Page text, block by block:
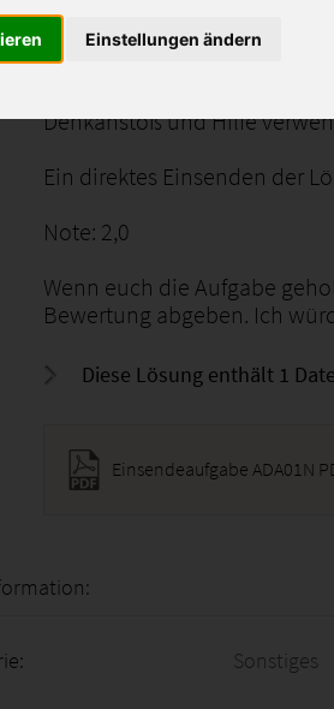
Einstellungen ändern
Ich habe die Aufgabe selbst
Denkanstoß und Hilfe
Ein direktes Einsenden der
Note: 2,0
Wenn euch die Aufgabe
Bewertung abgeben. Ich
Diese Lösung enthält 1
Einsendeaufgabe ADA01N
Sonstiges